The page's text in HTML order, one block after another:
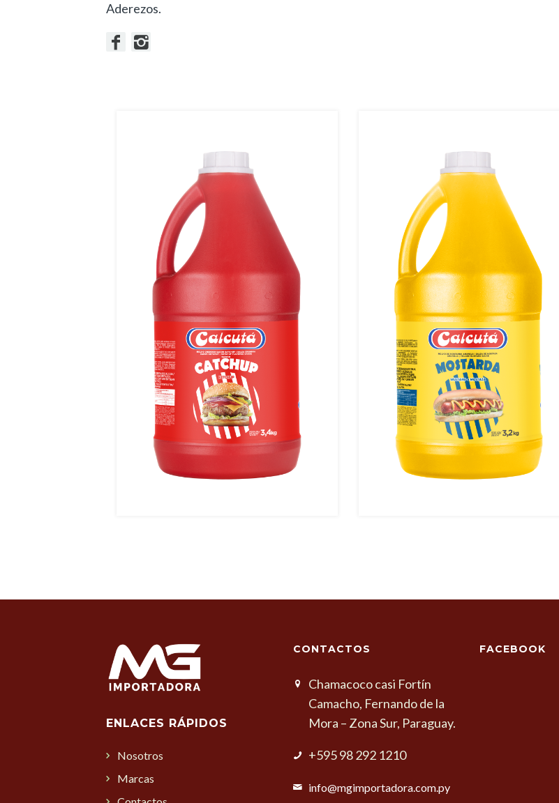
Aderezos.
ENLACES RÁPIDOS
Nosotros
Marcas
CONTACTOS
Chamacoco casi Fortín
Camacho, Fernando de la
Mora – Zona Sur, Paraguay.
+595 98 292 1210
info@mgimportadora.com.py
FACEBOOK